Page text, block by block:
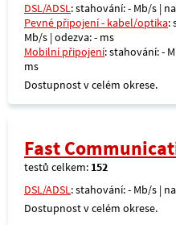
DSL/ADSL: stahování: - Mb/s |
Pevné připojení - kabel/optika:
Mb/s | odezva: - ms
Mobilní připojení: stahování: -
ms
Dostupnost v celém okrese.
Fast
testů celkem: 152
DSL/ADSL: stahování: - Mb/s |
Dostupnost v celém okrese.